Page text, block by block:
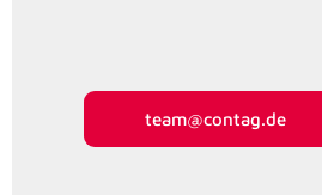
team@contag.de